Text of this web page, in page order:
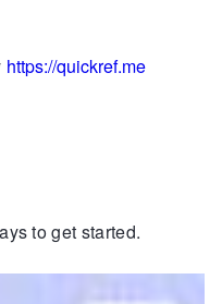
https://quickref.me
to get started.